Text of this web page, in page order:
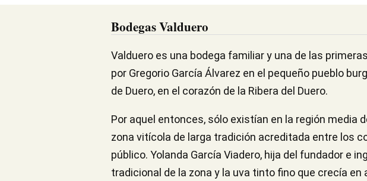
Bodegas Valduero
Valduero es una bodega familiar y una de las
por Gregorio García Álvarez en el pequeño pueblo
de Duero, en el corazón de la Ribera del Duero.
Por aquel entonces, sólo existían en la región media
zona vitícola de larga tradición acreditada entre los
público. Yolanda García Viadero, hija del fundador e
tradicional de la zona y la uva tinto fino que crecía